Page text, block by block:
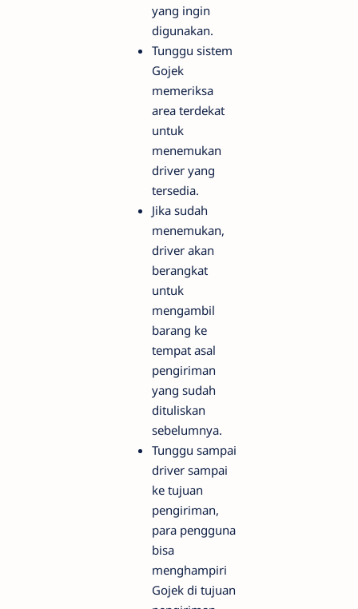
yang ingin
digunakan.
Tunggu sistem
Gojek
memeriksa
area terdekat
untuk
menemukan
driver yang
tersedia.
Jika sudah
menemukan,
driver akan
berangkat
untuk
mengambil
barang ke
tempat asal
pengiriman
yang sudah
dituliskan
sebelumnya.
Tunggu sampai
driver sampai
ke tujuan
pengiriman,
para pengguna
bisa
menghampiri
Gojek di tujuan